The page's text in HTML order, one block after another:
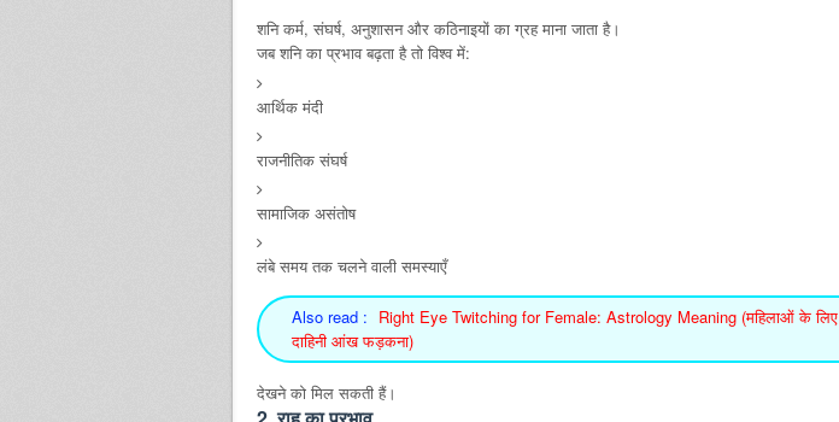
शनि कर्म, संघर्ष, अनुशासन और कठिनाइयों का ग्रह माना जाता है।
जब शनि का प्रभाव बढ़ता है तो विश्व में:
आर्थिक मंदी
राजनीतिक संघर्ष
सामाजिक असंतोष
लंबे समय तक चलने वाली समस्याएँ
Also read : Right Eye Twitching for Female: Astrology Meaning (महिलाओं के लिए
दाहिनी आंख फड़कना)
देखने को मिल सकती हैं।